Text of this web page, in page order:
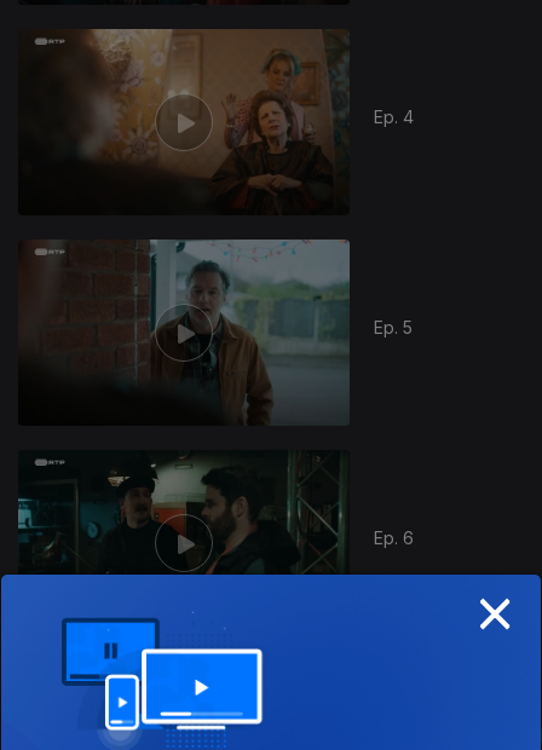
Ep. 4
Ep. 5
Ep. 6
869068
Este conteúdo faz parte de Gen Z
×